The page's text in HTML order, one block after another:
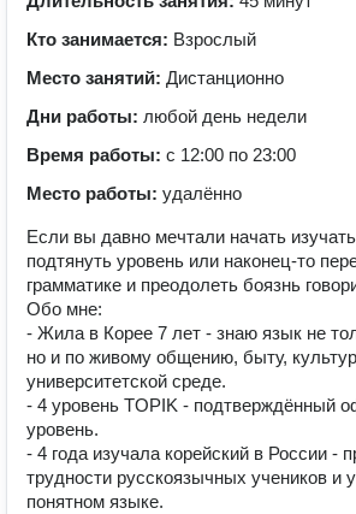
Кто занимается: Взрослый
Место занятий: Дистанционно
Дни работы: любой день недели
Время работы: с 12:00 по 23:00
Место работы: удалённо
Если вы давно мечтали начать
подтянуть уровень или наконец-то
грамматике и преодолеть боязнь
Обо мне:
- Жила в Корее 7 лет - знаю язык не
но и по живому общению, быту,
университетской среде.
- 4 уровень TOPIK - подтверждённый
уровень.
- 4 года изучала корейский в России -
трудности русскоязычных учеников и
понятном языке.